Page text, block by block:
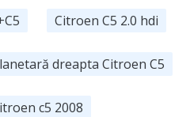
Citroen C5 2.0 hdi
dreapta Citroen C5
c5 2008